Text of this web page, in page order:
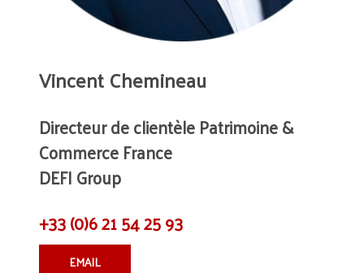
Vincent Chemineau
Directeur de clientèle Patrimoine &
Commerce France
DEFI Group
+33 (0)6 21 54 25 93
EMAIL